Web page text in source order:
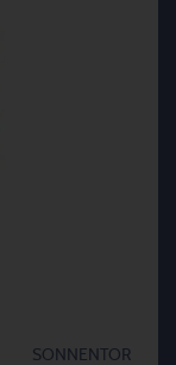
SONNENTOR